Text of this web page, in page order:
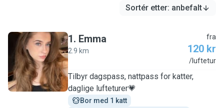
Sortér etter: anbefalt
E
1. Emma
2.9 km
fra
120 kr
/luftetur
Tilbyr dagspass, nattpass for katter,
daglige lufteturer💗
Bor med 1 katt